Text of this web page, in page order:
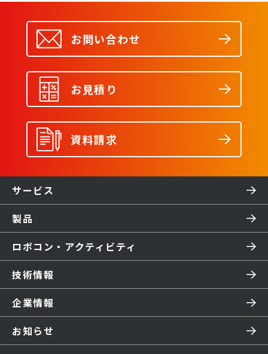
お問い合わせ
お見積り
資料請求
サービス
製品
ロボコン・アクティビティ
技術情報
企業情報
お知らせ